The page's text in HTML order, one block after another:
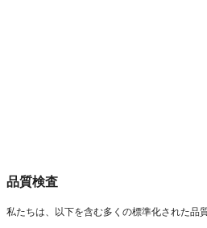
品質検査
私たちは、以下を含む多くの標準化された品